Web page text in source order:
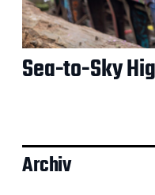
Sea-to-Sky
Archiv